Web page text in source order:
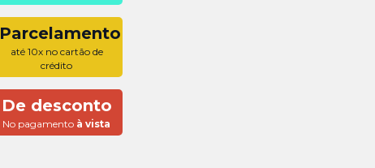
Parcelamento
até 10x no cartão de
crédito
De desconto
No pagamento à vista